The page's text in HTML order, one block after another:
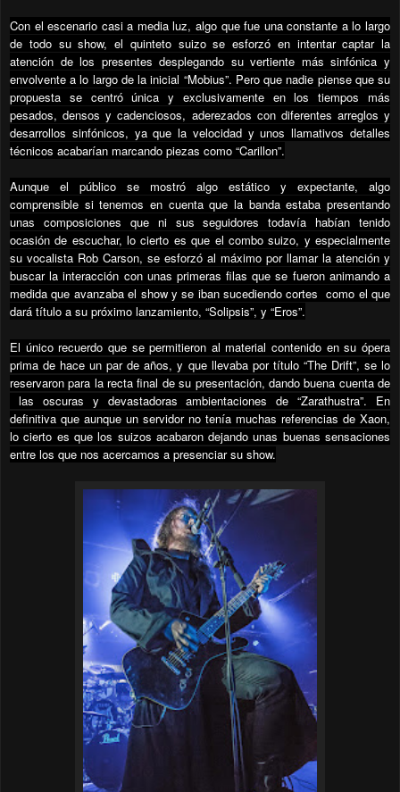
Con el escenario casi a media luz, algo que fue una constante a lo largo
de todo su show, el quinteto suizo se esforzó en intentar captar la
atención de los presentes desplegando su vertiente más sinfónica y
envolvente a lo largo de la inicial “Mobius”. Pero que nadie piense que su
propuesta se centró única y exclusivamente en los tiempos más
pesados, densos y cadenciosos, aderezados con diferentes arreglos y
desarrollos sinfónicos, ya que la velocidad y unos llamativos detalles
técnicos acabarían marcando piezas como “Carillon”.
Aunque el público se mostró algo estático y expectante, algo
comprensible si tenemos en cuenta que la banda estaba presentando
unas composiciones que ni sus seguidores todavía habían tenido
ocasión de escuchar, lo cierto es que el combo suizo, y especialmente
su vocalista Rob Carson, se esforzó al máximo por llamar la atención y
buscar la interacción con unas primeras filas que se fueron animando a
medida que avanzaba el show y se iban sucediendo cortes como el que
dará título a su próximo lanzamiento, “Solipsis”, y “Eros”.
El único recuerdo que se permitieron al material contenido en su ópera
prima de hace un par de años, y que llevaba por título “The Drift”, se lo
reservaron para la recta final de su presentación, dando buena cuenta de
las oscuras y devastadoras ambientaciones de “Zarathustra”. En
definitiva que aunque un servidor no tenía muchas referencias de Xaon,
lo cierto es que los suizos acabaron dejando unas buenas sensaciones
entre los que nos acercamos a presenciar su show.